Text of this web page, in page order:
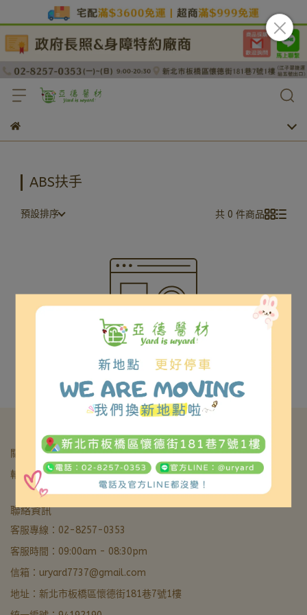
ABS扶手
預設排序 共 0 件商品
請重新輸入篩選
關於我們 我的帳戶 退款&退貨政策 服務條款&隱私政策
輔具補助核銷
聯絡資訊
客服專線：02-8257-0353
客服時間：09:00am - 08:30pm
信箱：uryard7737@gmail.com
地址：新北市板橋區懷德街181巷7號1樓
亞德醫材生活館
最快回覆